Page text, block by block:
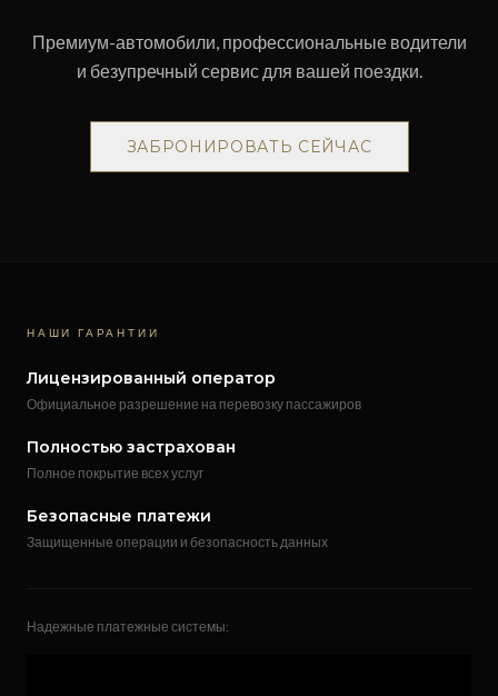
Премиум-автомобили, профессиональные водители
и безупречный сервис для вашей поездки.
ЗАБРОНИРОВАТЬ СЕЙЧАС
НАШИ ГАРАНТИИ
Лицензированный оператор
Официальное разрешение на перевозку пассажиров
Полностью застрахован
Полное покрытие всех услуг
Безопасные платежи
Защищенные операции и безопасность данных
Надежные платежные системы: